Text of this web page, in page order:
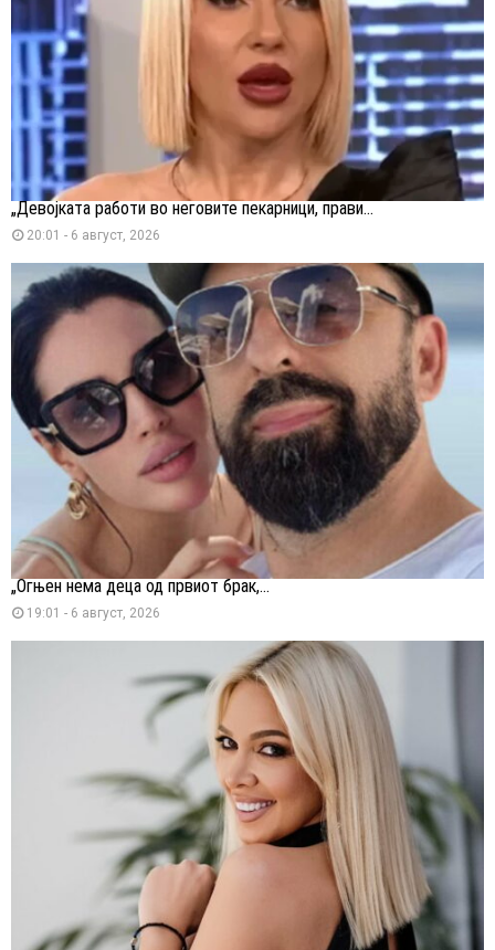
„Девојката работи во неговите пекарници, прави...
20:01 - 6 август, 2026
„Огњен нема деца од првиот брак,...
19:01 - 6 август, 2026